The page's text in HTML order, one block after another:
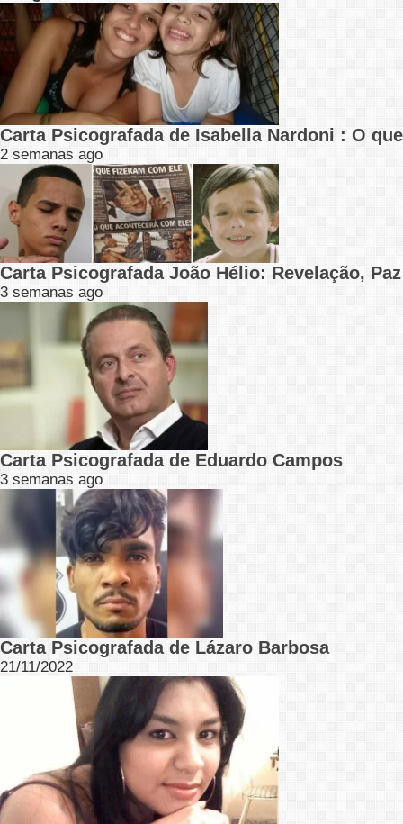
Carta Psicografada de Isabella Nardoni : O
2 semanas ago
Carta Psicografada João Hélio: Revelação,
3 semanas ago
Carta Psicografada de Eduardo Campos
3 semanas ago
Carta Psicografada de Lázaro Barbosa
21/11/2022